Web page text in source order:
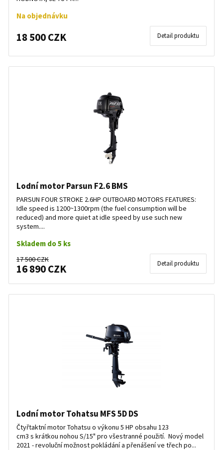
Na objednávku
18 500 CZK Detail produktu
Lodní motor Parsun F2.6 BMS
PARSUN FOUR STROKE 2.6HP OUTBOARD MOTORS FEATURES:
Idle speed is 1200~1300rpm (the fuel consumption will be
reduced) and more quiet at idle speed by use such new
system....
Skladem do 5 ks
17 500 CZK
16 890 CZK Detail produktu
Lodní motor Tohatsu MFS 5D DS
Čtyřtaktní motor Tohatsu o výkonu 5 HP obsahu 123
cm3 s krátkou nohou S/15" pro všestranné použití. Nový model
2021 - revoluční možnost pokládání a přenášení ve třech po...